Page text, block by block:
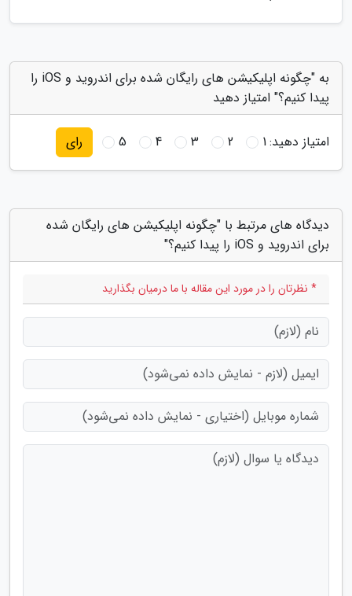
به "چگونه اپلیکیشن های رایگان شده برای اندروید و iOS را
پیدا کنیم؟" امتیاز دهید
امتیاز دهید:1
2
3
4
5 رای
دیدگاه های مرتبط با "چگونه اپلیکیشن های رایگان شده
برای اندروید و iOS را پیدا کنیم؟"
* نظرتان را در مورد این مقاله با ما درمیان بگذارید